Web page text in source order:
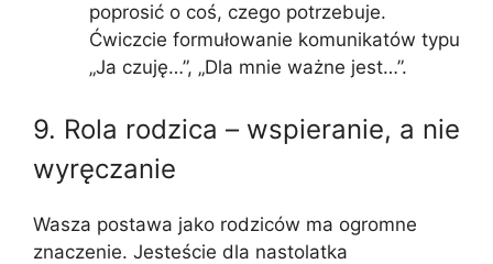
poprosić o coś, czego potrzebuje.
Ćwiczcie formułowanie komunikatów typu
„Ja czuję…”, „Dla mnie ważne jest…”.
9. Rola rodzica – wspieranie, a nie
wyręczanie
Wasza postawa jako rodziców ma ogromne
znaczenie. Jesteście dla nastolatka